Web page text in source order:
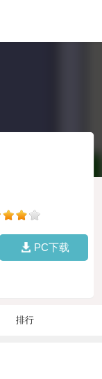
PC下载
排行